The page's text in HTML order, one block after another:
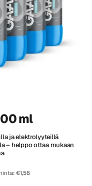
ml
ja elektrolyyteillä
– helppo ottaa mukaan
€1,58